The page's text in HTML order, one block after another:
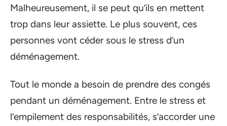
Malheureusement, il se peut qu’ils en mettent
trop dans leur assiette. Le plus souvent, ces
personnes vont céder sous le stress d’un
déménagement.
Tout le monde a besoin de prendre des congés
pendant un déménagement. Entre le stress et
l’empilement des responsabilités, s’accorder une